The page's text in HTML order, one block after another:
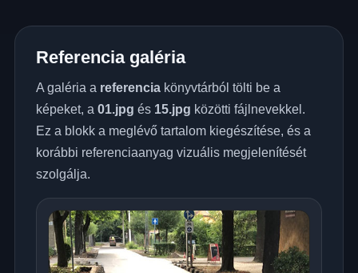
Referencia galéria
A galéria a referenciakönyvtárból tölti be a
képeket, a 01.jpg és 15.jpg közötti fájlnevekkel.
Ez a blokk a meglévő tartalom kiegészítése, és a
korábbi referenciaanyag vizuális megjelenítését
szolgálja.